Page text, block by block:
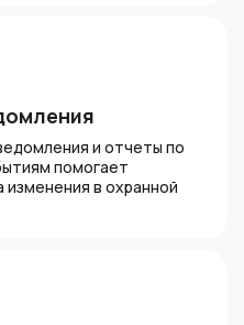
и отчеты по
помогает
изменения в охранной